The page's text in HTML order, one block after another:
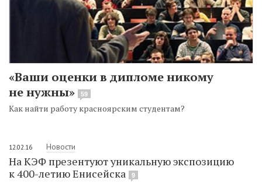
«Ваши оценки в дипломе никому
не нужны»
59
Как найти работу красноярским студентам?
12.02.16 Новости
На КЭФ презентуют уникальную экспозицию
к 400-летию Енисейска
9